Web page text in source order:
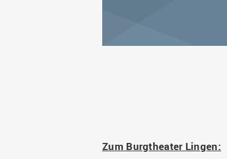
Zum Burgtheater Lingen: